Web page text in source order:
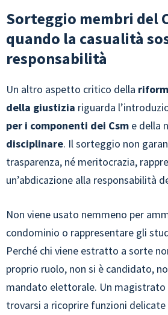
Sorteggio membri del
quando la casualità
responsabilità
Un altro aspetto critico della
della giustizia riguarda
per i componenti dei Csm e della
disciplinare. Il sorteggio non
trasparenza, né meritocrazia,
un’abdicazione alla responsabilità
Non viene usato nemmeno per
condominio o rappresentare gli
Perché chi viene estratto a sorte
proprio ruolo, non si è candidato,
mandato elettorale. Un
trovarsi a ricoprire funzioni